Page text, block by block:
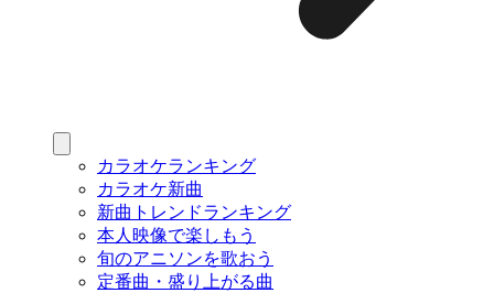
カラオケランキング
カラオケ新曲
新曲トレンドランキング
本人映像で楽しもう
旬のアニソンを歌おう
定番曲・盛り上がる曲